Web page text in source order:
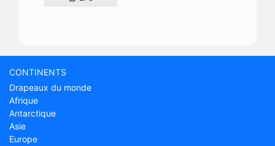
CONTINENTS
Drapeaux du monde
Afrique
Antarctique
Asie
Europe